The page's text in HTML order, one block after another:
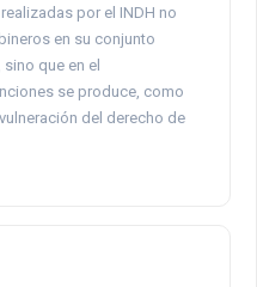
por el INDH no
en su conjunto
que en el
se produce, como
del derecho de